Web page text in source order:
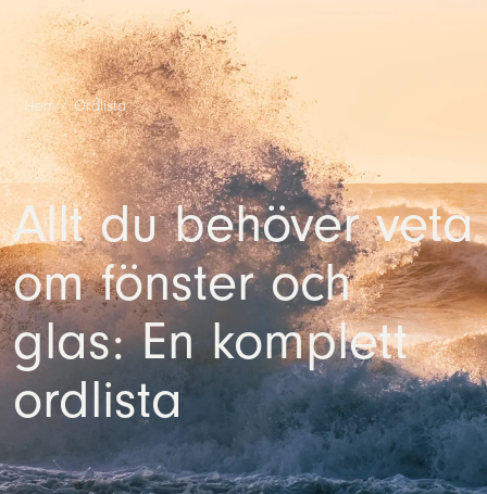
Hem / Ordlista
Allt du behöver veta
om fönster och
glas: En komplett
ordlista